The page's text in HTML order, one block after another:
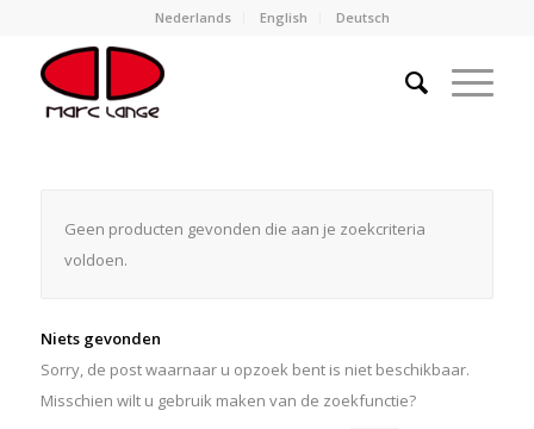
Nederlands English Deutsch
Geen producten gevonden die aan je zoekcriteria
voldoen.
Niets gevonden
Sorry, de post waarnaar u opzoek bent is niet beschikbaar.
Misschien wilt u gebruik maken van de zoekfunctie?